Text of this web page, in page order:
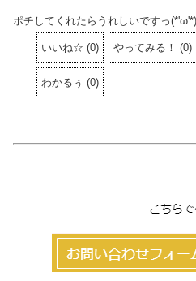
ポチしてくれたらうれしいですっ
いいね☆ (0) やってみる！ (0)
わかるぅ (0)